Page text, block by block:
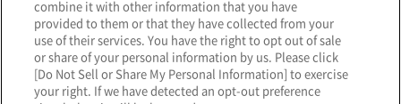
ソーシャルメディア一覧
サイトマップ個人情報保護方針クッキーポリシー
combine it with other information that you have
provided to them or that they have collected from your
use of their services. You have the right to opt out of sale
or share of your personal information by us. Please click
[Do Not Sell or Share My Personal Information] to exercise
your right. If we have detected an opt-out preference